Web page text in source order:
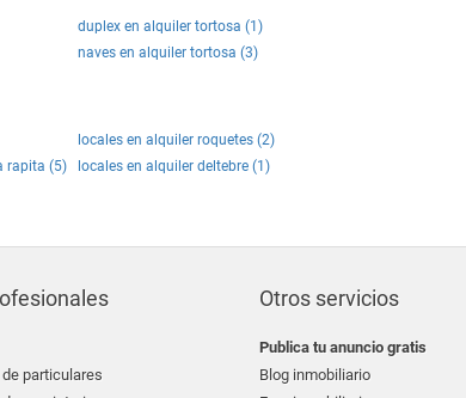
duplex en alquiler tortosa (1)
naves en alquiler tortosa (3)
locales en alquiler roquetes (2)
rapita (5)
locales en alquiler deltebre (1)
particulares
Otros servicios
Publica tu anuncio gratis
Blog inmobiliario